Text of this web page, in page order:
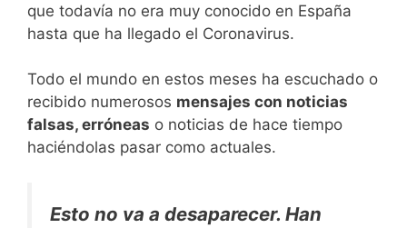
que todavía no era muy conocido en España
hasta que ha llegado el Coronavirus.
Todo el mundo en estos meses ha escuchado o
recibido numerosos mensajes con noticias
falsas, erróneas o noticias de hace tiempo
haciéndolas pasar como actuales.
Esto no va a desaparecer. Han